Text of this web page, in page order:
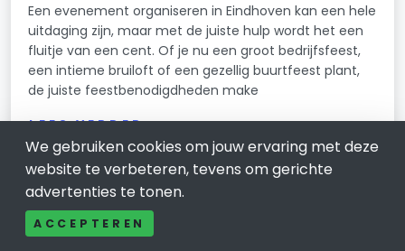
Een evenement organiseren in Eindhoven kan een hele
uitdaging zijn, maar met de juiste hulp wordt het een
fluitje van een cent. Of je nu een groot bedrijfsfeest,
een intieme bruiloft of een gezellig buurtfeest plant,
de juiste feestbenodigdheden make
LEES VERDER
We gebruiken cookies om jouw ervaring met deze
website te verbeteren, tevens om gerichte
advertenties te tonen.
ACCEPTEREN